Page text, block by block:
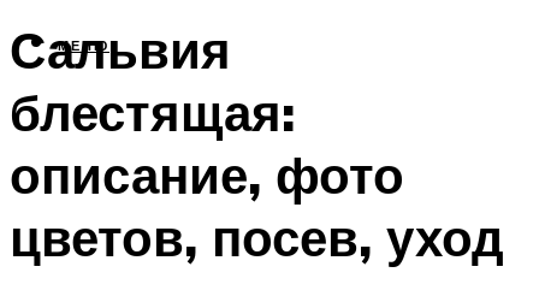
МЕНЮ
Сальвия
блестящая:
описание, фото
цветов, посев, уход